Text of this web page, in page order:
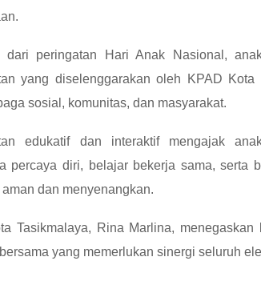
dari peringatan Hari Anak Nasional,
yang diselenggarakan oleh KPAD
sosial, komunitas, dan masyarakat.
edukatif dan interaktif mengajak
percaya diri, belajar bekerja sama, serta
dan menyenangkan.
Tasikmalaya, Rina Marlina,
yang memerlukan sinergi seluruh